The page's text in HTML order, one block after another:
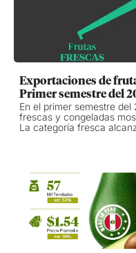
Exportaciones de
Primer semestre del
En el primer semestre
frescas y congeladas
La categoría fresca